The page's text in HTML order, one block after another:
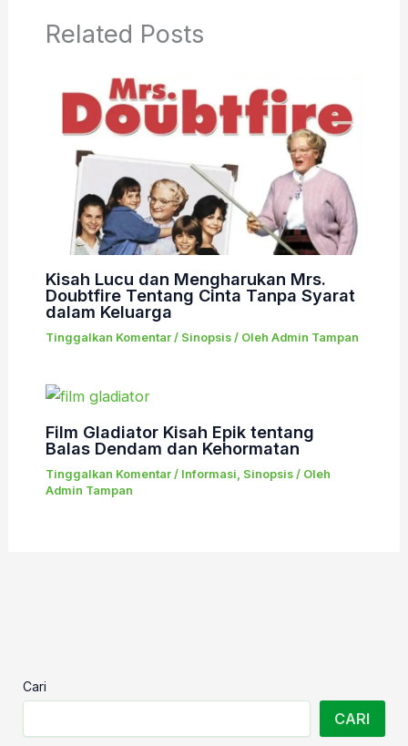
Related Posts
Kisah Lucu dan Mengharukan Mrs.
Doubtfire Tentang Cinta Tanpa Syarat
dalam Keluarga
Tinggalkan Komentar / Sinopsis/ Oleh Admin Tampan
Film Gladiator Kisah Epik tentang
Balas Dendam dan Kehormatan
Tinggalkan Komentar / Informasi, Sinopsis/ Oleh
Admin Tampan
Cari
CARI